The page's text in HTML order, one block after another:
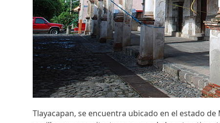
Tlayacapan, se encuentra ubicado en el estado